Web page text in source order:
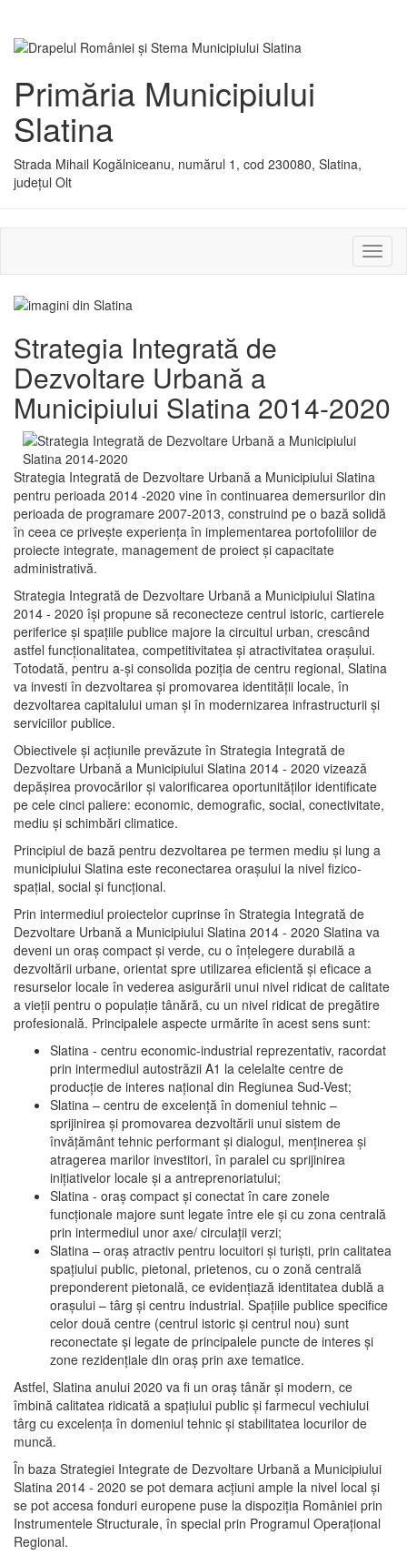
Primăria Municipiului
Slatina
Strada Mihail Kogălniceanu, numărul 1, cod 230080, Slatina,
județul Olt
sau
Strategia Integrată de
Dezvoltare Urbană a
Municipiului Slatina 2014-2020
Strategia Integrată de Dezvoltare Urbană a Municipiului Slatina
pentru perioada 2014 -2020 vine în continuarea demersurilor din
perioada de programare 2007-2013, construind pe o bază solidă
în ceea ce priveşte experienţa în implementarea portofoliilor de
proiecte integrate, management de proiect și capacitate
administrativă.
Strategia Integrată de Dezvoltare Urbană a Municipiului Slatina
2014 - 2020 își propune să reconecteze centrul istoric, cartierele
periferice şi spaţiile publice majore la circuitul urban, crescând
astfel funcţionalitatea, competitivitatea şi atractivitatea oraşului.
Totodată, pentru a-şi consolida poziţia de centru regional, Slatina
va investi în dezvoltarea şi promovarea identităţii locale, în
dezvoltarea capitalului uman şi în modernizarea infrastructurii şi
serviciilor publice.
Obiectivele şi acţiunile prevăzute în Strategia Integrată de
Dezvoltare Urbană a Municipiului Slatina 2014 - 2020 vizează
depășirea provocărilor şi valorificarea oportunităţilor identificate
pe cele cinci paliere: economic, demografic, social, conectivitate,
mediu şi schimbări climatice.
Principiul de bază pentru dezvoltarea pe termen mediu şi lung a
municipiului Slatina este reconectarea oraşului la nivel fizico-
spaţial, social şi funcţional.
Prin intermediul proiectelor cuprinse în Strategia Integrată de
Dezvoltare Urbană a Municipiului Slatina 2014 - 2020 Slatina va
deveni un oraş compact şi verde, cu o înţelegere durabilă a
dezvoltării urbane, orientat spre utilizarea eficientă şi eficace a
resurselor locale în vederea asigurării unui nivel ridicat de calitate
a vieţii pentru o populaţie tânără, cu un nivel ridicat de pregătire
profesională. Principalele aspecte urmărite în acest sens sunt:
Slatina - centru economic-industrial reprezentativ, racordat
prin intermediul autostrăzii A1 la celelalte centre de
producţie de interes naţional din Regiunea Sud-Vest;
Slatina – centru de excelenţă în domeniul tehnic –
sprijinirea şi promovarea dezvoltării unui sistem de
învăţământ tehnic performant şi dialogul, menţinerea şi
atragerea marilor investitori, în paralel cu sprijinirea
iniţiativelor locale şi a antreprenoriatului;
Slatina - oraş compact şi conectat în care zonele
funcţionale majore sunt legate între ele şi cu zona centrală
prin intermediul unor axe/ circulații verzi;
Slatina – oraş atractiv pentru locuitori şi turişti, prin calitatea
spaţiului public, pietonal, prietenos, cu o zonă centrală
preponderent pietonală, ce evidenţiază identitatea dublă a
oraşului – târg şi centru industrial. Spaţiile publice specifice
celor două centre (centrul istoric şi centrul nou) sunt
reconectate şi legate de principalele puncte de interes şi
zone rezidenţiale din oraş prin axe tematice.
Astfel, Slatina anului 2020 va fi un oraş tânăr şi modern, ce
îmbină calitatea ridicată a spaţiului public şi farmecul vechiului
târg cu excelenţa în domeniul tehnic şi stabilitatea locurilor de
muncă.
În baza Strategiei Integrate de Dezvoltare Urbană a Municipiului
Slatina 2014 - 2020 se pot demara acţiuni ample la nivel local şi
se pot accesa fonduri europene puse la dispoziţia României prin
Instrumentele Structurale, în special prin Programul Operațional
Regional.